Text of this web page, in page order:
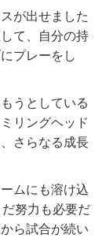
が出せました
て、自分の持
プレーをし
うとしている
リングヘッド
さらなる成長
ムにも溶け込
努力も必要だ
ら試合が続い